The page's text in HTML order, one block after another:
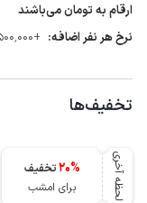
ارقام به تومان می‌باشند
نرخ هر نفر اضافه: +500٬000 تومان / بیشتر از 5 نفر
تخفیف‌ها
لحظه آخری 20%
تخفیف
برای امشب